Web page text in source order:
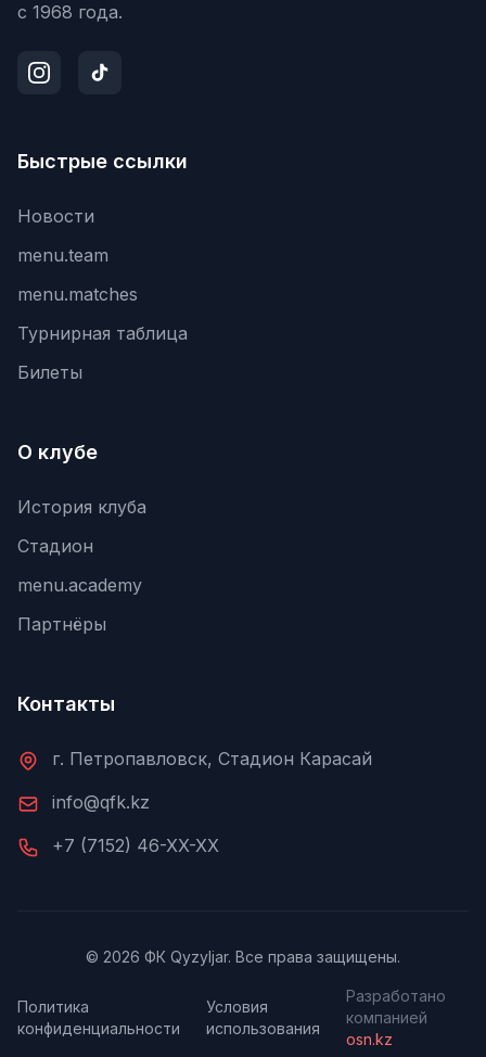
с 1968 года.
Быстрые ссылки
Новости
menu.team
menu.matches
Турнирная таблица
Билеты
О клубе
История клуба
Стадион
menu.academy
Партнёры
Контакты
г. Петропавловск, Стадион Карасай
info@qfk.kz
+7 (7152) 46-XX-XX
© 2026 ФК Qyzyljar. Все права защищены.
Политика
конфиденциальности
Условия
использования
Разработано
компанией
osn.kz